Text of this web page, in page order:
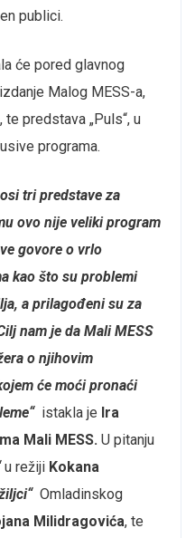
publici.
će pored glavnog
Malog MESS-a,
predstava „Puls“, u
programa.
tri predstave za
ovo nije veliki program
govore o vrlo
kao što su problemi
a prilagođeni su za
nam je da Mali MESS
o njihovim
će moći pronaći
istakla je Ira
Mali MESS. U pitanju
u režiji Kokana
Omladinskog
Milidragovića, te